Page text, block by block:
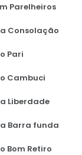
Parelheiros
Consolação
Pari
Cambuci
Liberdade
Barra funda
Bom Retiro